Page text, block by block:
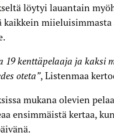
löytyi lauantain
kaikkein
19 kenttäpelaaja ja kaksi
oteta”, Listenmaa
mukana olevien
ensimmäistä kertaa,